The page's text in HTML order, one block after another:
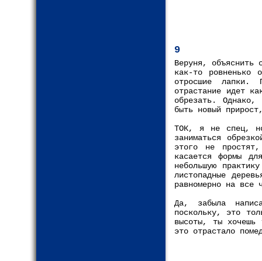
9
Веруня, объяснить
как-то ровненько
отросшие лапки.
отрастание идет
обрезать. Однако,
быть новый
ТОК, я не спец,
заниматься
этого не
касается формы
небольшую
листопадные
равномерно на все
Да, забыла
поскольку, это
высоты, ты хочешь
это отрастало